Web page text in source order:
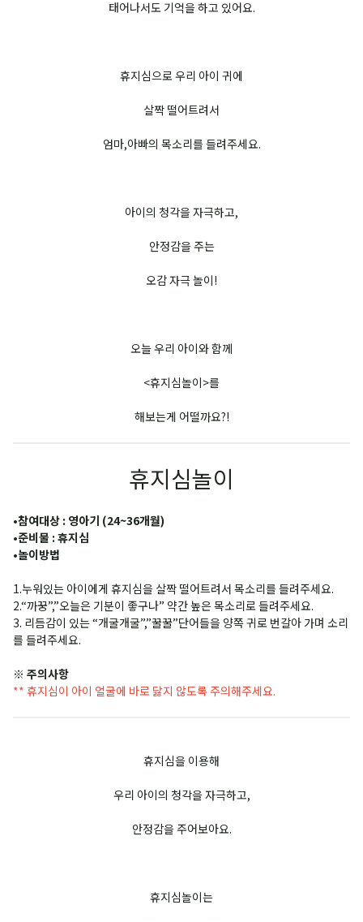
태어나서도 기억을 하고 있어요.
휴지심으로 우리 아이 귀에
살짝 떨어트려서
엄마,아빠의 목소리를 들려주세요.
아이의 청각을 자극하고,
안정감을 주는
오감 자극 놀이!
오늘 우리 아이와 함께
<휴지심놀이>를
해보는게 어떨까요?!
휴지심놀이
•참여대상 : 영아기 (24~36개월)
•준비물 : 휴지심
•놀이방법
1.누워있는 아이에게 휴지심을 살짝 떨어트려서 목소리를 들려주세요.
2.“까꿍”,”오늘은 기분이 좋구나” 약간 높은 목소리로 들려주세요.
3. 리듬감이 있는 “개굴개굴”,”꿀꿀”단어들을 양쪽 귀로 번갈아 가며 소리
를 들려주세요.
※ 주의사항
** 휴지심이 아이 얼굴에 바로 닳지 않도록 주의해주세요.
휴지심을 이용해
우리 아이의 청각을 자극하고,
안정감을 주어보아요.
휴지심놀이는